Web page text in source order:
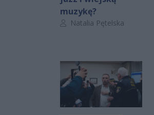
muzykę?
Autor artykułu:
Natalia Pętelska